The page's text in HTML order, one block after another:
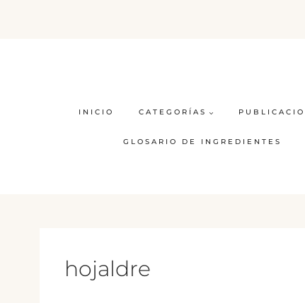
INICIO CATEGORÍAS
GLOSARIO DE INGREDIENTES
hojaldre